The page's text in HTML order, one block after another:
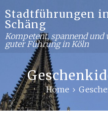
Stadtführungen
Schäng
Kompetent, spannend und
guter Führung in Köln
Home